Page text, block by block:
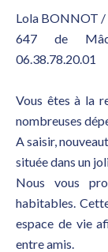
Lola BONNOT /
647 de
06.38.78.20.01
Vous êtes à la
nombreuses
A saisir,
située dans un
Nous vous
habitables.
espace de vie
entre amis.